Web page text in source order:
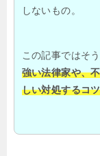
しないもの。
この記事ではそ
強い法律家や、
しい対処するコツ